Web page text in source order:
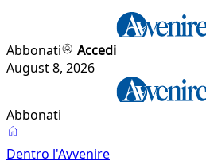
Abbonati
Accedi
August 8, 2026
Abbonati
Dentro l'Avvenire